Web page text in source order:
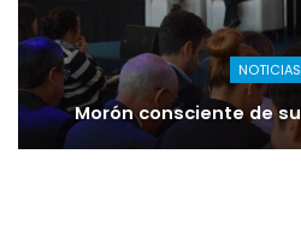
NOTICIAS
Morón consciente de